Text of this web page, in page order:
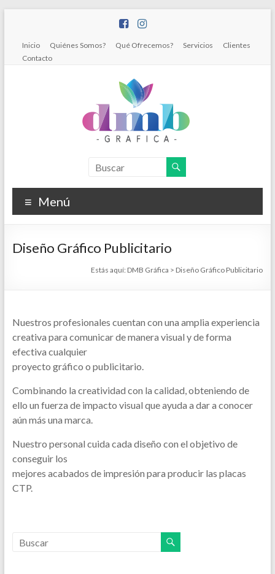
Inicio Quiénes Somos? Qué Ofrecemos? Servicios
Clientes
Contacto
Gráfica
Diseño
e
Menú
Diseño Gráfico Publicitario
Estás aquí: DMB Gráfica > Diseño Gráfico Publicitario
Nuestros profesionales cuentan con una amplia experiencia
creativa para comunicar de manera visual y de forma
efectiva cualquier
proyecto gráfico o publicitario.
Combinando la creatividad con la calidad, obteniendo de
ello un fuerza de impacto visual que ayuda a dar a conocer
aún más una marca.
Nuestro personal cuida cada diseño con el objetivo de
conseguir los
mejores acabados de impresión para producir las placas
CTP.